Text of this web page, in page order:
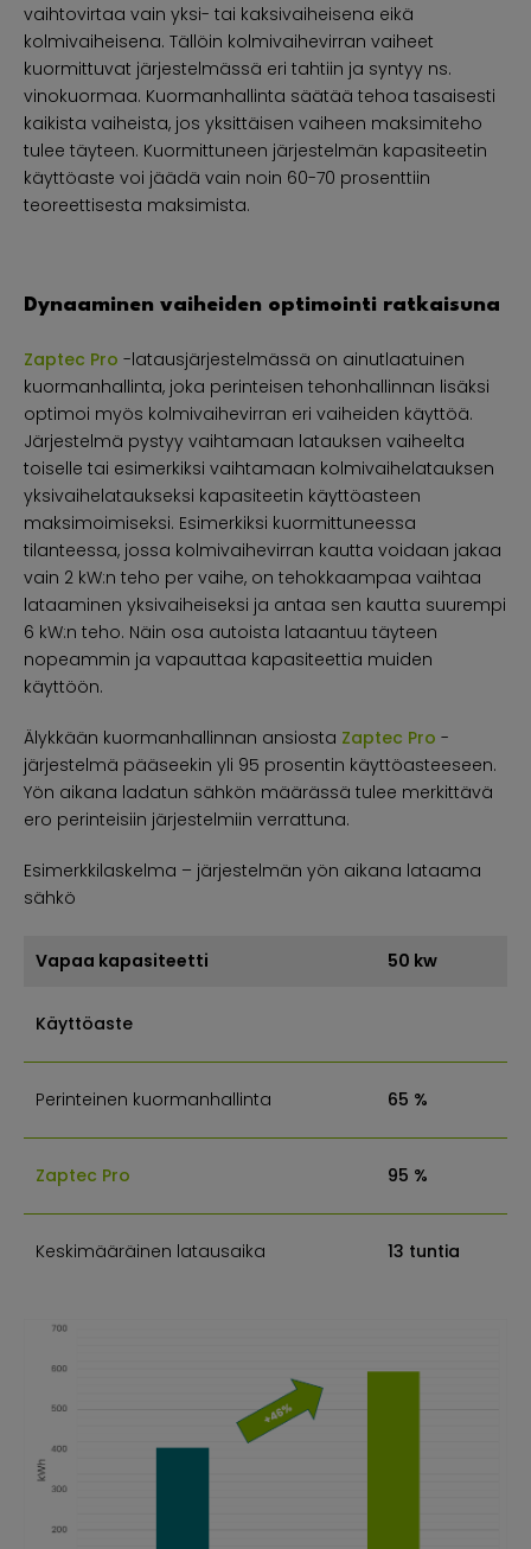
vaihtovirtaa vain yksi- tai kaksivaiheisena eikä
kolmivaiheisena. Tällöin kolmivaihevirran vaiheet
kuormittuvat järjestelmässä eri tahtiin ja syntyy ns.
vinokuormaa. Kuormanhallinta säätää tehoa tasaisesti
kaikista vaiheista, jos yksittäisen vaiheen maksimiteho
tulee täyteen. Kuormittuneen järjestelmän kapasiteetin
käyttöaste voi jäädä vain noin 60-70 prosenttiin
teoreettisesta maksimista.
Dynaaminen vaiheiden optimointi ratkaisuna
Zaptec Pro -latausjärjestelmässä on ainutlaatuinen
kuormanhallinta, joka perinteisen tehonhallinnan lisäksi
optimoi myös kolmivaihevirran eri vaiheiden käyttöä.
Järjestelmä pystyy vaihtamaan latauksen vaiheelta
toiselle tai esimerkiksi vaihtamaan kolmivaihelatauksen
yksivaihelataukseksi kapasiteetin käyttöasteen
maksimoimiseksi. Esimerkiksi kuormittuneessa
tilanteessa, jossa kolmivaihevirran kautta voidaan jakaa
vain 2 kW:n teho per vaihe, on tehokkaampaa vaihtaa
lataaminen yksivaiheiseksi ja antaa sen kautta suurempi
6 kW:n teho. Näin osa autoista lataantuu täyteen
nopeammin ja vapauttaa kapasiteettia muiden
käyttöön.
Älykkään kuormanhallinnan ansiosta Zaptec Pro -
järjestelmä pääseekin yli 95 prosentin käyttöasteeseen.
Yön aikana ladatun sähkön määrässä tulee merkittävä
ero perinteisiin järjestelmiin verrattuna.
Esimerkkilaskelma – järjestelmän yön aikana lataama
sähkö
Vapaa kapasiteetti 50 kw
Käyttöaste
Perinteinen kuormanhallinta 65 %
Zaptec Pro 95 %
Keskimääräinen latausaika 13 tuntia